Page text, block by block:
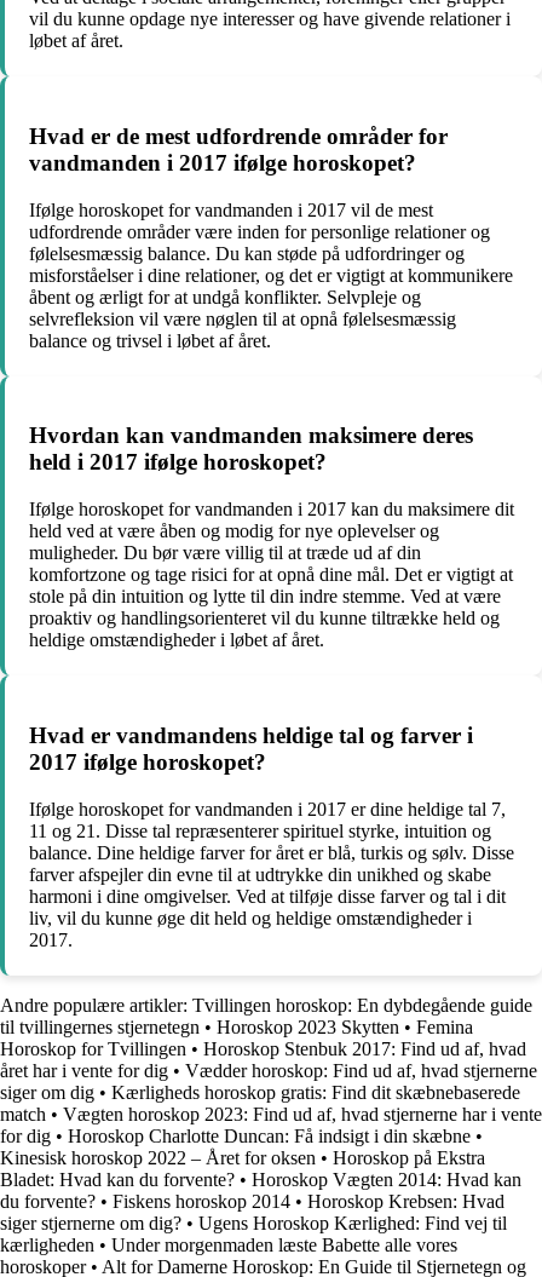
vil du kunne opdage nye interesser og have givende relationer i
løbet af året.
Hvad er de mest udfordrende områder for
vandmanden i 2017 ifølge horoskopet?
Ifølge horoskopet for vandmanden i 2017 vil de mest
udfordrende områder være inden for personlige relationer og
følelsesmæssig balance. Du kan støde på udfordringer og
misforståelser i dine relationer, og det er vigtigt at kommunikere
åbent og ærligt for at undgå konflikter. Selvpleje og
selvrefleksion vil være nøglen til at opnå følelsesmæssig
balance og trivsel i løbet af året.
Hvordan kan vandmanden maksimere deres
held i 2017 ifølge horoskopet?
Ifølge horoskopet for vandmanden i 2017 kan du maksimere dit
held ved at være åben og modig for nye oplevelser og
muligheder. Du bør være villig til at træde ud af din
komfortzone og tage risici for at opnå dine mål. Det er vigtigt at
stole på din intuition og lytte til din indre stemme. Ved at være
proaktiv og handlingsorienteret vil du kunne tiltrække held og
heldige omstændigheder i løbet af året.
Hvad er vandmandens heldige tal og farver i
2017 ifølge horoskopet?
Ifølge horoskopet for vandmanden i 2017 er dine heldige tal 7,
11 og 21. Disse tal repræsenterer spirituel styrke, intuition og
balance. Dine heldige farver for året er blå, turkis og sølv. Disse
farver afspejler din evne til at udtrykke din unikhed og skabe
harmoni i dine omgivelser. Ved at tilføje disse farver og tal i dit
liv, vil du kunne øge dit held og heldige omstændigheder i
2017.
Andre populære artikler: Tvillingen horoskop: En dybdegående guide
til tvillingernes stjernetegn • Horoskop 2023 Skytten • Femina
Horoskop for Tvillingen • Horoskop Stenbuk 2017: Find ud af, hvad
året har i vente for dig • Vædder horoskop: Find ud af, hvad stjernerne
siger om dig • Kærligheds horoskop gratis: Find dit skæbnebaserede
match • Vægten horoskop 2023: Find ud af, hvad stjernerne har i vente
for dig • Horoskop Charlotte Duncan: Få indsigt i din skæbne •
Kinesisk horoskop 2022 – Året for oksen • Horoskop på Ekstra
Bladet: Hvad kan du forvente? • Horoskop Vægten 2014: Hvad kan
du forvente? • Fiskens horoskop 2014 • Horoskop Krebsen: Hvad
siger stjernerne om dig? • Ugens Horoskop Kærlighed: Find vej til
kærligheden • Under morgenmaden læste Babette alle vores
horoskoper• Alt for Damerne Horoskop: En Guide til Stjernetegn og